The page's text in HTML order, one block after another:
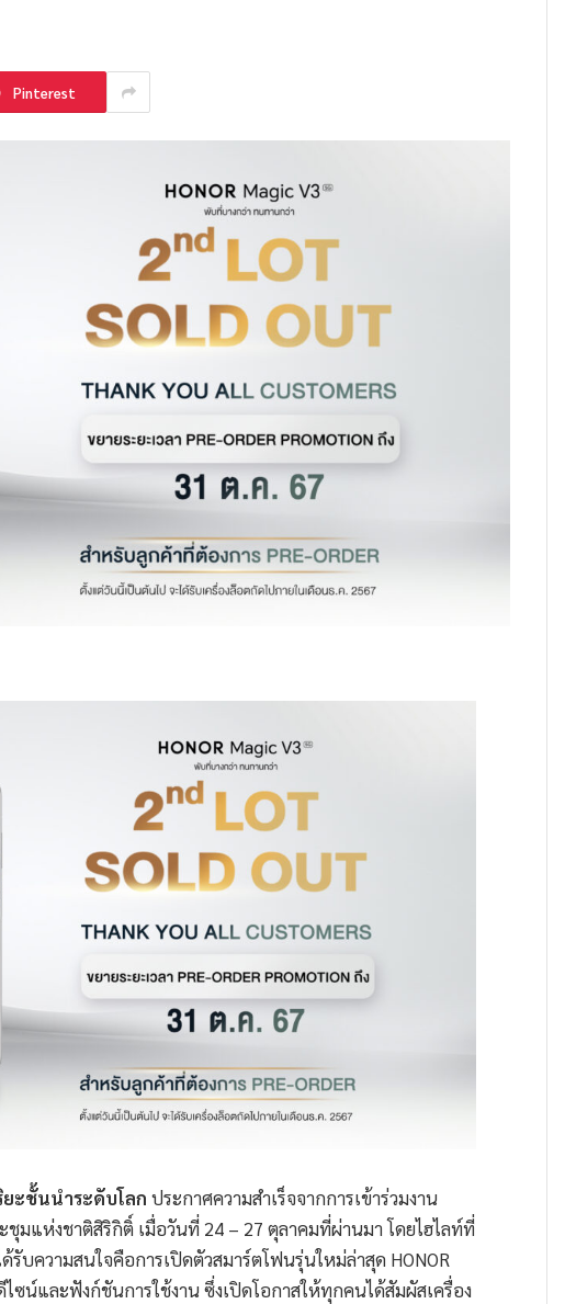
Pinterest
ะชั้นนำระดับโลก ประกาศความสำเร็จจากการเข้าร่วมงาน
มแห่งชาติสิริกิติ์ เมื่อวันที่ 24 – 27 ตุลาคมที่ผ่านมา โดยไฮไลท์ที่
รับความสนใจคือการเปิดตัวสมาร์ตโฟนรุ่นใหม่ล่าสุด HONOR
ซน์และฟังก์ชันการใช้งาน ซึ่งเปิดโอกาสให้ทุกคนได้สัมผัสเครื่อง